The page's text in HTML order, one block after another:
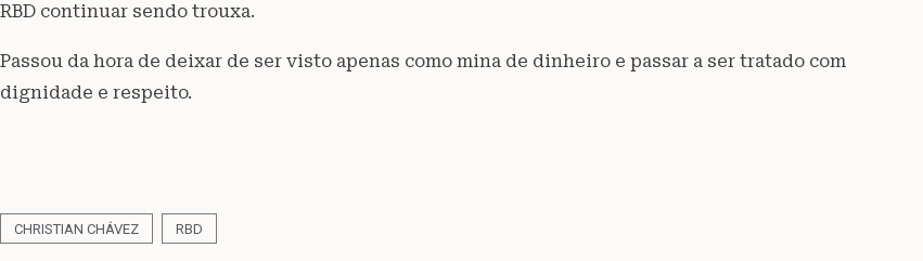
RBD continuar sendo trouxa.
Passou da hora de deixar de ser visto apenas como mina de dinheiro e passar a ser tratado com
dignidade e respeito.
CHRISTIAN CHÁVEZ RBD